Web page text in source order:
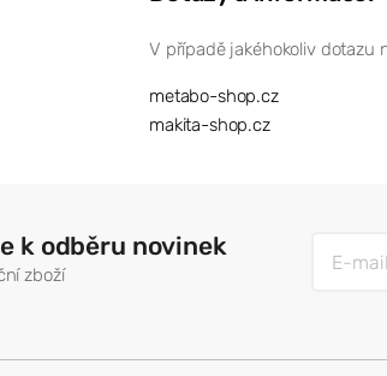
V případě jakéhokoliv dotazu
metabo-shop.cz
makita-shop.cz
k odběru novinek
zboží